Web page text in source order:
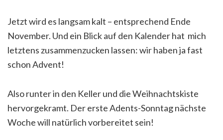
Jetzt wird es langsam kalt – entsprechend Ende
November. Und ein Blick auf den Kalender hat mich
letztens zusammenzucken lassen: wir haben ja fast
schon Advent!
Also runter in den Keller und die Weihnachtskiste
hervorgekramt. Der erste Adents-Sonntag nächste
Woche will natürlich vorbereitet sein!